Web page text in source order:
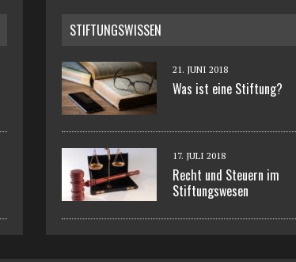
STIFTUNGSWISSEN
21. JUNI 2018
Was ist eine Stiftung?
17. JULI 2018
Recht und Steuern im
Stiftungswesen